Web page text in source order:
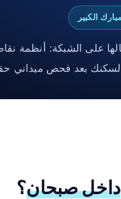
الكبير
على الشبكة: أنظمة
لسكنك بعد فحص ميداني
داخل صبحان؟